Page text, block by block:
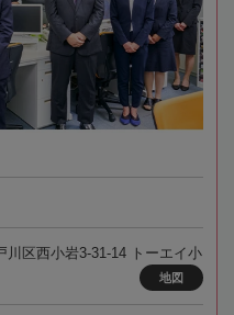
川区西小岩3-31-14 トーエイ小
地図